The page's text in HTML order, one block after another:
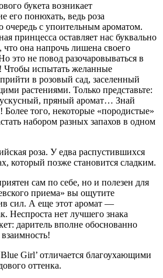
букета возникает
его понюхать, ведь роза
очередь с упоительным ароматом.
принцесса оставляет нас буквально
она напрочь лишена своего
это не повод разочаровываться в
Чтобы испытать желанные
в розовый сад, заселенный
растениями. Только представьте:
пряный аромат… Знай
Более того, некоторые «породистые»
набором разных запахов в одном
роза. У едва распустившихся
который позже становится сладким.
сам по себе, но и полезен для
приема» вы ощутите
сил. А еще этот аромат —
Неспроста нет лучшего знака
даритель вполне обоснованно
Girl’ отличается благоухающими
оттенка.